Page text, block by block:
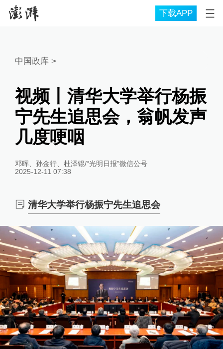
下载APP
中国政库 >
视频丨清华大学举行杨振
宁先生追思会，翁帆发声
几度哽咽
邓晖、孙金行、杜泽锟/“光明日报”微信公号
2025-12-11 07:38
清华大学举行杨振宁先生追思会